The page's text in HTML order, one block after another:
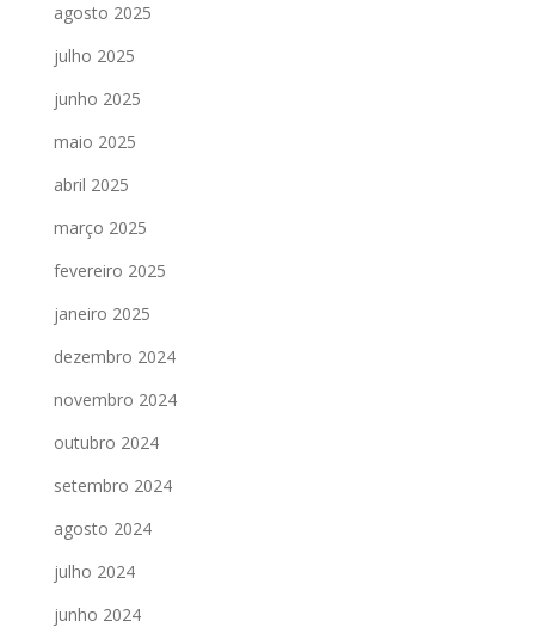
agosto 2025
julho 2025
junho 2025
maio 2025
abril 2025
março 2025
fevereiro 2025
janeiro 2025
dezembro 2024
novembro 2024
outubro 2024
setembro 2024
agosto 2024
julho 2024
junho 2024